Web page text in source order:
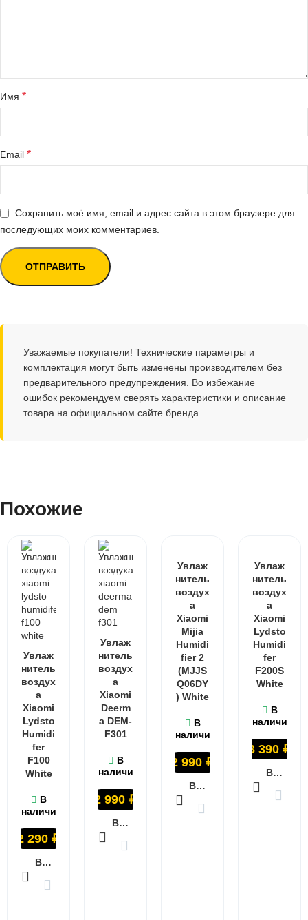
Имя *
Email *
Сохранить моё имя, email и адрес сайта в этом браузере для
последующих моих комментариев.
Уважаемые покупатели! Технические параметры и
комплектация могут быть изменены производителем без
предварительного предупреждения. Во избежание
ошибок рекомендуем сверять характеристики и описание
товара на официальном сайте бренда.
Похожие
Увлаж
нитель
воздух
а
Xiaomi
Lydsto
Humidi
fer
F100
White
В
наличии
2 290 ₽
В КОРЗИНУ
Увлаж
нитель
воздух
а
Xiaomi
Deerm
a DEM-
F301
В
наличии
2 990 ₽
В КОРЗИНУ
Увлаж
нитель
воздух
а
Xiaomi
Mijia
Humidi
fier 2
(MJJS
Q06DY
) White
В
наличии
2 990 ₽
В КОРЗИНУ
Увлаж
нитель
воздух
а
Xiaomi
Lydsto
Humidi
fer
F200S
White
В
наличии
3 390 ₽
В КОРЗИНУ